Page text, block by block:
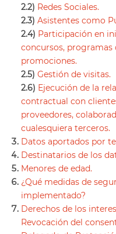
2.2) Redes Sociales.
2.3)Asistentes como
2.4) Participación en
concursos, programas
promociones.
2.5)Gestión de visitas.
2.6) Ejecución de la
contractual con
proveedores,
cualesquiera terceros.
Datos aportados por
Destinatarios de los
Menores de edad.
¿Qué medidas de
implementado?
Derechos de los
Revocación del